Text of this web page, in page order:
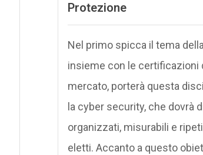
Protezione
Nel primo spicca il tema
insieme con le certificazioni
mercato, porterà questa
la cyber security, che dovrà
organizzati, misurabili e
eletti. Accanto a questo